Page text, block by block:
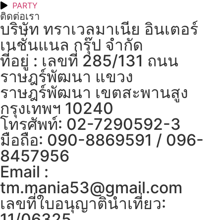
PARTY
ติดต่อเรา
บริษัท ทราเวลมาเนีย อินเตอร์
เนชั่นแนล กรุ๊ป จำกัด
ที่อยู่ : เลขที่ 285/131 ถนน
ราษฎร์พัฒนา แขวง
ราษฎร์พัฒนา เขตสะพานสูง
กรุงเทพฯ 10240
โทรศัพท์: 02-7290592-3
มือถือ: 090-8869591 / 096-
8457956
Email :
tm.mania53@gmail.com
เลขที่ใบอนุญาตินำเที่ยว: